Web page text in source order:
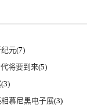
元(7)
将要到来(5)
(3)
慕尼黑电子展(3)